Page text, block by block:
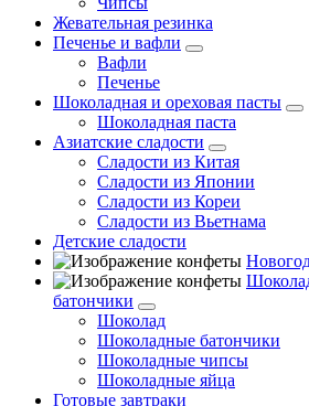
Жевательная резинка
Печенье и вафли
Вафли
Печенье
Шоколадная и ореховая пасты
Шоколадная паста
Азиатские сладости
Сладости из Китая
Сладости из Японии
Сладости из Кореи
Сладости из Вьетнама
Детские сладости
батончики
Шоколад
Шоколадные батончики
Шоколадные чипсы
Шоколадные яйца
Готовые завтраки